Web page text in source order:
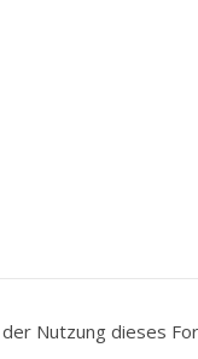
Nutzung dieses